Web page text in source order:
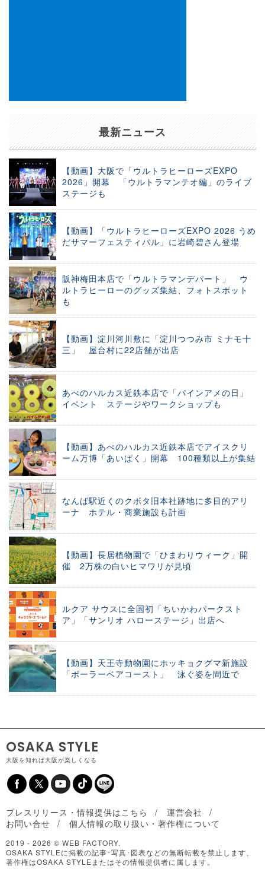
最新ニュース
【動画】大阪で「ウルトラヒーローズEXPO
2026」開幕 「ウルトラマンテオ編」のライブ
ステージも
【動画】「ウルトラヒーローズEXPO 2026 うめ
だサマーフェスティバル」に岩崎碧さん登場
阪神梅田本店で「ウルトラマンデパート」 ウ
ルトラヒーローのグッズ集結、フォトスポット
も
【動画】淀川河川敷に「淀川つつみ市 ミナモ十
三」 屋台村に22店舗が出店
あべのハルカス近鉄本店で「パインアメの日」
イベント ステージやワークショップも
【動画】あべのハルカス近鉄本店でアイスクリ
ーム万博「あいぱく」開幕 100種類以上が集結
なんば駅近くのクボタ旧本社跡地に多目的アリ
ーナ ホテル・商業施設も計画
【動画】長居植物園で「ひまわりウィーク」開
催 2万株の白いヒマワリが見頃
ルクア サウスに全国初「ちいかわパークスト
ア」「サンリオ ハローステージ」出店へ
【動画】天王寺動物園にホッキョクグマ新施設
「ポーラーベアコースト」 泳ぐ姿を間近で
OSAKA STYLE
大阪を知れば大阪が楽しくなる
プレスリリース・情報提供はこちら
運営会社
お問い合せ
個人情報の取り扱い・著作権について
2019 - 2026 © WEB FACTORY.
OSAKA STYLEに掲載の記事･写真･図表などの無断転載を禁止します。
著作権はOSAKA STYLEまたはその情報提供者に属します。